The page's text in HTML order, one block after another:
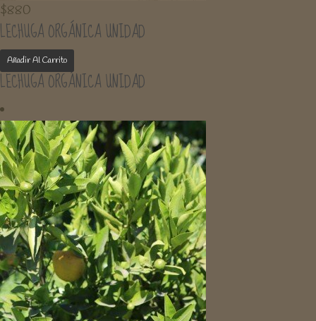
$880
LECHUGA ORGÁNICA UNIDAD
Añadir Al Carrito
LECHUGA ORGÁNICA UNIDAD